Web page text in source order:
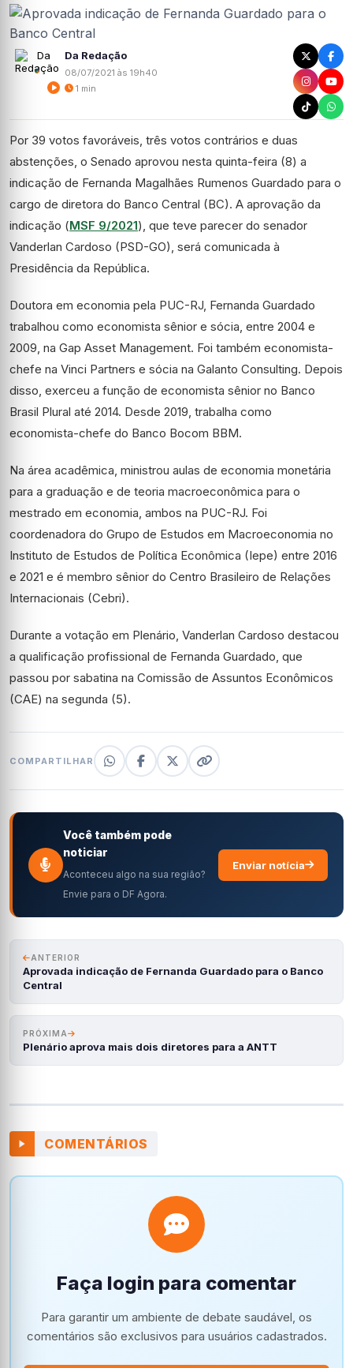
Da Redação
08/07/2021 às 19h40
1 min
Por 39 votos favoráveis, três votos contrários e duas
abstenções, o Senado aprovou nesta quinta-feira (8) a
indicação de Fernanda Magalhães Rumenos Guardado para o
cargo de diretora do Banco Central (BC). A aprovação da
indicação (MSF 9/2021), que teve parecer do senador
Vanderlan Cardoso (PSD-GO), será comunicada à
Presidência da República.
Doutora em economia pela PUC-RJ, Fernanda Guardado
trabalhou como economista sênior e sócia, entre 2004 e
2009, na Gap Asset Management. Foi também economista-
chefe na Vinci Partners e sócia na Galanto Consulting. Depois
disso, exerceu a função de economista sênior no Banco
Brasil Plural até 2014. Desde 2019, trabalha como
economista-chefe do Banco Bocom BBM.
Na área acadêmica, ministrou aulas de economia monetária
para a graduação e de teoria macroeconômica para o
mestrado em economia, ambos na PUC-RJ. Foi
coordenadora do Grupo de Estudos em Macroeconomia no
Instituto de Estudos de Política Econômica (Iepe) entre 2016
e 2021 e é membro sênior do Centro Brasileiro de Relações
Internacionais (Cebri).
Durante a votação em Plenário, Vanderlan Cardoso destacou
a qualificação profissional de Fernanda Guardado, que
passou por sabatina na Comissão de Assuntos Econômicos
(CAE) na segunda (5).
COMPARTILHAR
Você também pode
noticiar
Aconteceu algo na sua região?
Envie para o DF Agora.
Enviar notícia
ANTERIOR
Aprovada indicação de Fernanda Guardado para o Banco
Central
PRÓXIMA
Plenário aprova mais dois diretores para a ANTT
COMENTÁRIOS
Faça login para comentar
Para garantir um ambiente de debate saudável, os
comentários são exclusivos para usuários cadastrados.